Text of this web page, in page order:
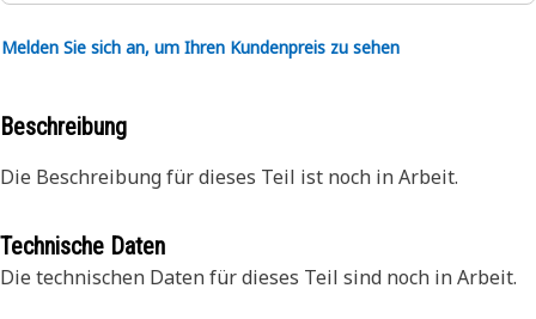
Melden Sie sich an, um Ihren Kundenpreis zu sehen
Beschreibung
Die Beschreibung für dieses Teil ist noch in Arbeit.
Technische Daten
Die technischen Daten für dieses Teil sind noch in Arbeit.